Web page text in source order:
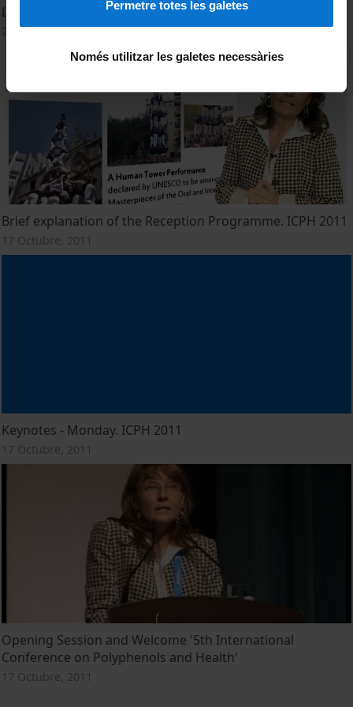
Permetre totes les galetes
Només utilitzar les galetes necessàries
Lacueva. ICPH 2011
20 Octubre, 2011
Brief explanation of the Reception Programme. ICPH 2011
17 Octubre, 2011
Keynotes - Monday. ICPH 2011
17 Octubre, 2011
Opening Session and Welcome '5th International
Conference on Polyphenols and Health'
17 Octubre, 2011